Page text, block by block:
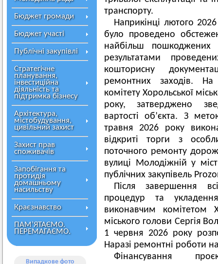
Бюджет громади
Бюджет участі
Публічні закупівлі
Стратегічне
планування,
інвестиційна
діяльність та
підтримка бізнесу
Архітектура,
містобудування,
цивільний захист
Захист прав
споживачів
Запобігання та
протидія
домашньому
насильству
Краєзнавство
ПАМ’ЯТАЄМО.
ПЕРЕМАГАЄМО.
Випадкове фото
транспорту.
Наприкінці лютого
було проведено
найбільш пошкоджених
результатами
кошторисну
ремонтних заходів. На
комітету Хорольської
року, затверджено
вартості об’єкта. З
травня 2026 року
відкриті торги з
поточного ремонту
вулиці Молодіжній у
публічних закупівель
Після завершення
процедур та
виконавчим комітетом
міського голови Сергія
1 червня 2026 року
Наразі ремонтні роботи
Фінансування